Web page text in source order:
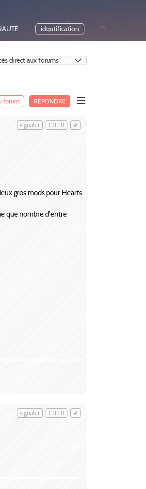
identification
forum RÉPONDRE
#
CITER
signaler
gros mods pour Hearts
que nombre d'entre
#
CITER
signaler